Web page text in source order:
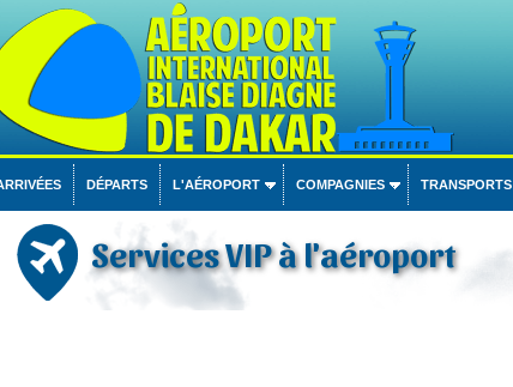
DÉPARTS L'AÉROPORT COMPAGNIES TRANSPORTS
Services VIP à l'aéroport